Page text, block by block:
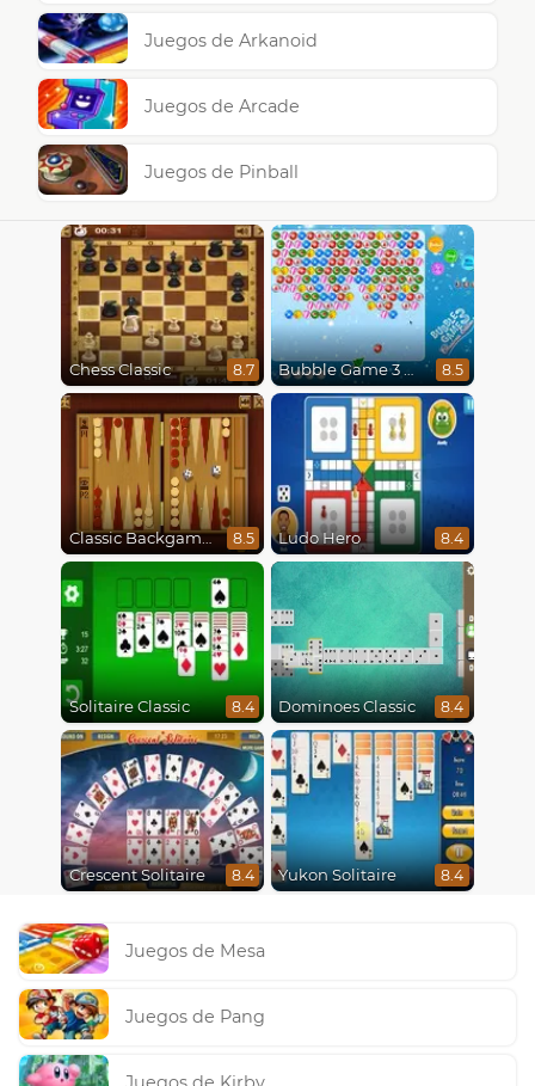
Juegos de Arkanoid
Juegos de Arcade
Juegos de Pinball
Chess Classic 8.7 Bubble Game 3 Christmas 8.5
Classic Backgammon 8.5 Ludo Hero 8.4
Solitaire Classic 8.4 Dominoes Classic 8.4
Crescent Solitaire 8.4 Yukon Solitaire 8.4
Juegos de Mesa
Juegos de Pang